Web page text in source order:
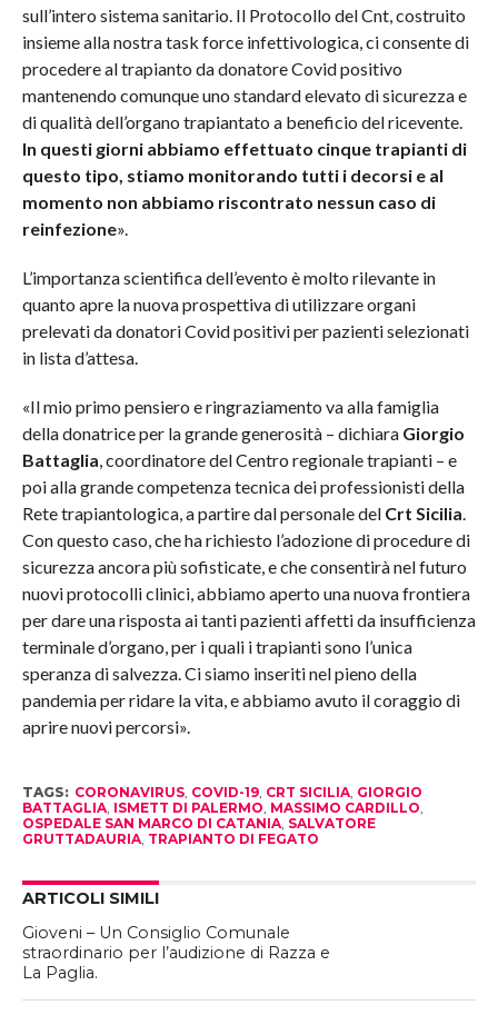
sull’intero sistema sanitario. Il Protocollo del Cnt, costruito
insieme alla nostra task force infettivologica, ci consente di
procedere al trapianto da donatore Covid positivo
mantenendo comunque uno standard elevato di sicurezza e
di qualità dell’organo trapiantato a beneficio del ricevente.
In questi giorni abbiamo effettuato cinque trapianti di
questo tipo, stiamo monitorando tutti i decorsi e al
momento non abbiamo riscontrato nessun caso di
reinfezione».
L’importanza scientifica dell’evento è molto rilevante in
quanto apre la nuova prospettiva di utilizzare organi
prelevati da donatori Covid positivi per pazienti selezionati
in lista d’attesa.
«Il mio primo pensiero e ringraziamento va alla famiglia
della donatrice per la grande generosità – dichiara Giorgio
Battaglia, coordinatore del Centro regionale trapianti – e
poi alla grande competenza tecnica dei professionisti della
Rete trapiantologica, a partire dal personale del Crt Sicilia.
Con questo caso, che ha richiesto l’adozione di procedure di
sicurezza ancora più sofisticate, e che consentirà nel futuro
nuovi protocolli clinici, abbiamo aperto una nuova frontiera
per dare una risposta ai tanti pazienti affetti da insufficienza
terminale d’organo, per i quali i trapianti sono l’unica
speranza di salvezza. Ci siamo inseriti nel pieno della
pandemia per ridare la vita, e abbiamo avuto il coraggio di
aprire nuovi percorsi».
TAGS: CORONAVIRUS, COVID-19, CRT SICILIA, GIORGIO
BATTAGLIA, ISMETT DI PALERMO MASSIMO CARDILLO
OSPEDALE SAN MARCO DI CATANIA, SALVATORE
GRUTTADAURIA, TRAPIANTO DI FEGATO
ARTICOLI SIMILI
Gioveni – Un Consiglio Comunale
straordinario per l’audizione di Razza e
La Paglia.